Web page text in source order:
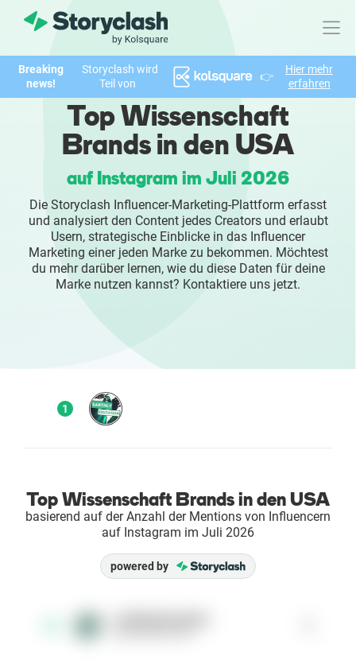
Produkt
FEATURES
KI-unterstützte Influencer Suche
Brand Insights & Marktforschung
Collaboration & Relationship Management
Reporting & Analysen
Direct to Consumer Brands (DTC)
Success Stories
AI Influencer Search
Breaking
news!
Storyclash wird
Teil von
👉
Hier mehr
erfahren
Top Wissenschaft
Brands in den USA
auf Instagram im Juli 2026
Die Storyclash Influencer-Marketing-Plattform erfasst
und analysiert den Content jedes Creators und erlaubt
Usern, strategische Einblicke in das Influencer
Marketing einer jeden Marke zu bekommen. Möchtest
du mehr darüber lernen, wie du diese Daten für deine
Marke nutzen kannst? Kontaktiere uns jetzt.
1
Top Wissenschaft Brands in den USA
basierend auf der Anzahl der Mentions von Influencern
auf Instagram im Juli 2026
powered by